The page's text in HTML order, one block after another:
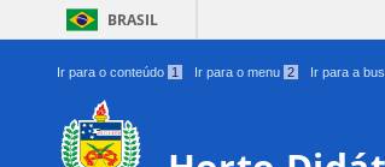
BRASIL
Ir para o conteúdo 1 Ir para o menu 2 Ir para a